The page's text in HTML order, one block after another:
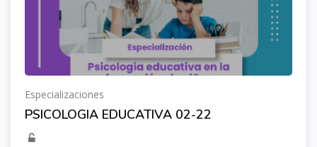
Especializaciones
PSICOLOGIA EDUCATIVA 02-22